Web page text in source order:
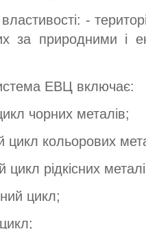
-
за природними і
ЕВЦ включає:
чорних металів;
цикл кольорових
цикл рідкісних
цикл;